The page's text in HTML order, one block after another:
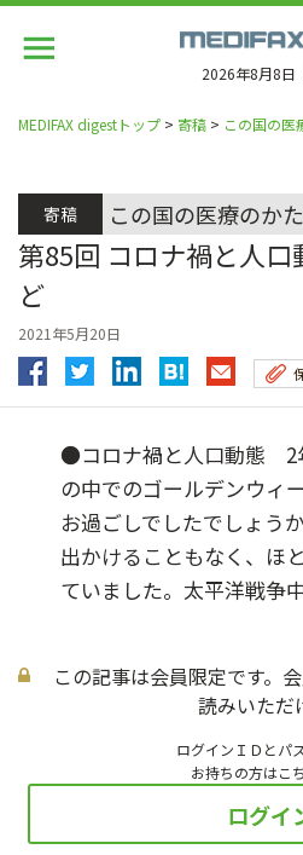
2026年8月8日
MEDIFAX digestトップ > 寄稿 > この国の医
寄稿 この国の医療のか
第85回 コロナ禍と人
ど
2021年5月20日
●コロナ禍と人口動態 2
の中でのゴールデンウィ
お過ごしでしたでしょう
出かけることもなく、ほ
ていました。太平洋戦争
この記事は会員限定です。
読みいただ
ログインＩＤとパ
お持ちの方はこ
ログイ